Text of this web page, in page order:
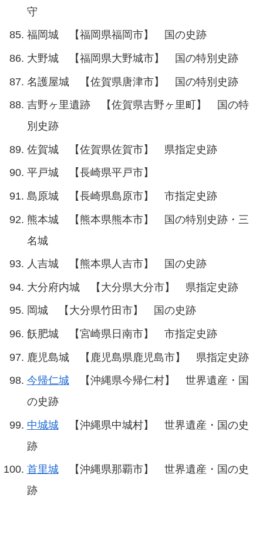
守
福岡城 【福岡県福岡市】 国の史跡
大野城 【福岡県大野城市】 国の特別史跡
名護屋城 【佐賀県唐津市】 国の特別史跡
吉野ヶ里遺跡 【佐賀県吉野ヶ里町】 国の特
別史跡
佐賀城 【佐賀県佐賀市】 県指定史跡
平戸城 【長崎県平戸市】
島原城 【長崎県島原市】 市指定史跡
熊本城 【熊本県熊本市】 国の特別史跡・三
名城
人吉城 【熊本県人吉市】 国の史跡
大分府内城 【大分県大分市】 県指定史跡
岡城 【大分県竹田市】 国の史跡
飫肥城 【宮崎県日南市】 市指定史跡
鹿児島城 【鹿児島県鹿児島市】 県指定史跡
今帰仁城【沖縄県今帰仁村】 世界遺産・国
の史跡
中城城【沖縄県中城村】 世界遺産・国の史
跡
首里城【沖縄県那覇市】 世界遺産・国の史
跡